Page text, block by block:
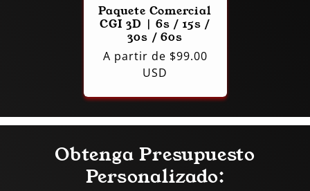
Paquete Comercial
CGI 3D | 6s / 15s /
30s / 60s
Precio
habitual
A partir de $99.00
USD
Obtenga Presupuesto
Personalizado: